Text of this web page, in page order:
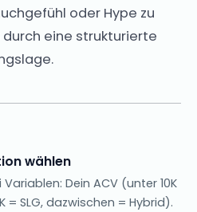
oder Hype zu
durch eine strukturierte
wählen
Dein ACV (unter 10K
= SLG, dazwischen = Hybrid).